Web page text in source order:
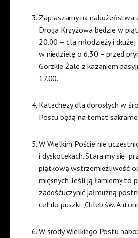
Zapraszamy na nabożeństwa
Droga Krzyżowa będzie w
20.00 – dla młodzieży i
w niedzielę o 6.30 – przed
Gorzkie Żale z kazaniem
17.00.
Katechezy dla dorosłych w
Postu będą na temat
W Wielkim Poście nie
i dyskotekach. Starajmy się
piątkową wstrzemięźliwość
mięsnych. Jeśli ją łamiemy to
zadośćuczynić jałmużną
cel do puszki „Chleb św.
W środy Wielkiego Postu